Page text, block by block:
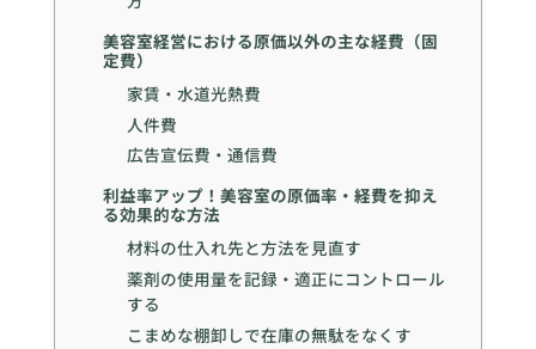
美容室経営における原価以外の主な経費（固
定費）
家賃・水道光熱費
人件費
広告宣伝費・通信費
利益率アップ！美容室の原価率・経費を抑え
る効果的な方法
材料の仕入れ先と方法を見直す
薬剤の使用量を記録・適正にコントロール
する
こまめな棚卸しで在庫の無駄をなくす